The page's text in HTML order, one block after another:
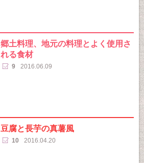
郷土料理、地元の料理とよく使用さ
れる食材
9 2016.06.09
豆腐と長芋の真薯風
10 2016.04.20